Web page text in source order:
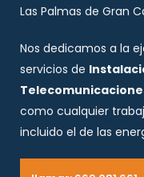
Las Palmas de Gran
Nos dedicamos a la
servicios de
como cualquier
incluido el de las